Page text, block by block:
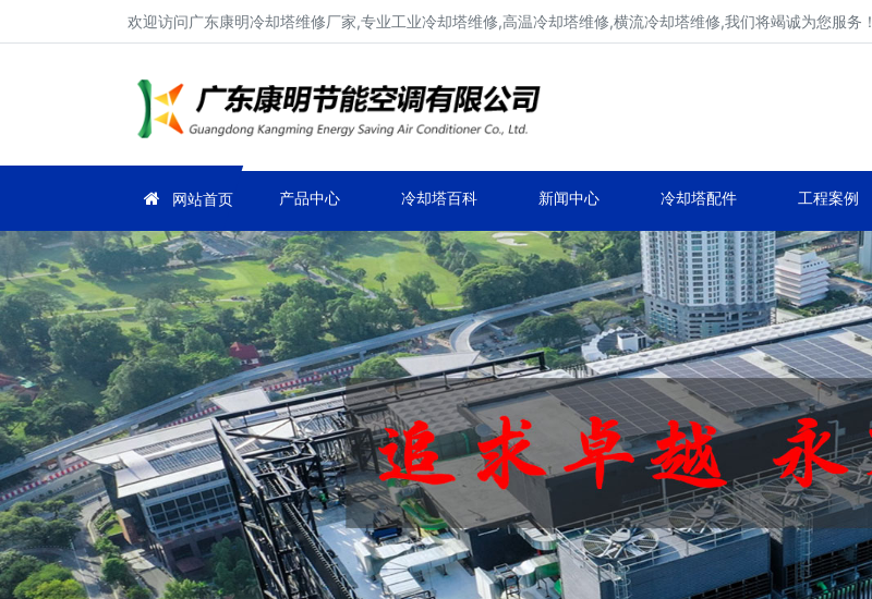
欢迎访问广东康明冷却塔维修厂家,专业工业冷却塔维修,高温冷却塔维修,横流冷却塔维修,我们将竭诚为您服务！
网站首页 产品中心 冷却塔百科 新闻中心 冷却塔配件 工程案例